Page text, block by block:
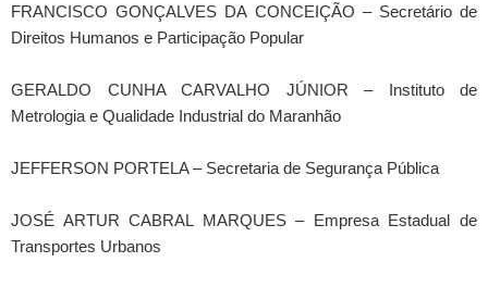
FRANCISCO GONÇALVES DA CONCEIÇÃO – Secretário de
Direitos Humanos e Participação Popular
GERALDO CUNHA CARVALHO JÚNIOR – Instituto de
Metrologia e Qualidade Industrial do Maranhão
JEFFERSON PORTELA – Secretaria de Segurança Pública
JOSÉ ARTUR CABRAL MARQUES – Empresa Estadual de
Transportes Urbanos